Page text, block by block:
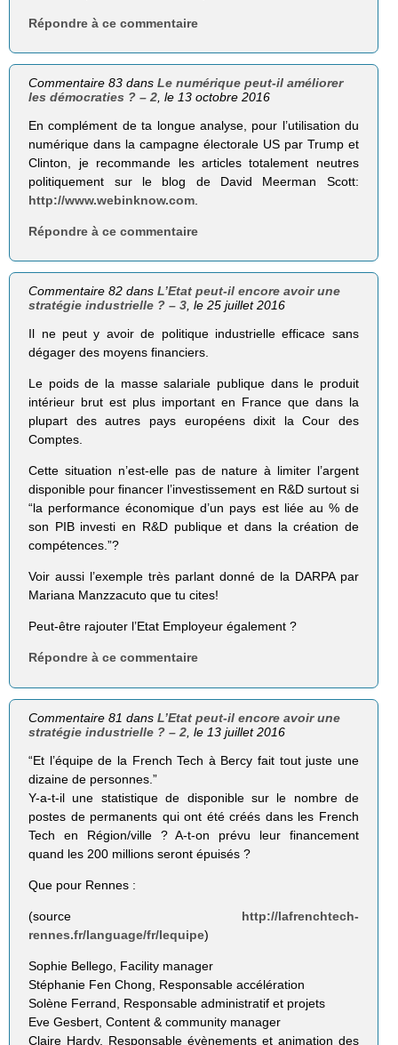
Répondre à ce commentaire
Commentaire 83 dansLe numérique peut-il améliorer
les démocraties ? – 2 , le 13 octobre 2016
En complément de ta longue analyse, pour l’utilisation du
numérique dans la campagne électorale US par Trump et
Clinton, je recommande les articles totalement neutres
politiquement sur le blog de David Meerman Scott:
http://www.webinknow.com
Répondre à ce commentaire
Commentaire 82 dansL’Etat peut-il encore avoir une
stratégie industrielle ? – 3 , le 25 juillet 2016
Il ne peut y avoir de politique industrielle efficace sans
dégager des moyens financiers.
Le poids de la masse salariale publique dans le produit
intérieur brut est plus important en France que dans la
plupart des autres pays européens dixit la Cour des
Comptes.
Cette situation n’est-elle pas de nature à limiter l’argent
disponible pour financer l’investissement en R&D surtout si
“la performance économique d’un pays est liée au % de
son PIB investi en R&D publique et dans la création de
compétences.”?
Voir aussi l’exemple très parlant donné de la DARPA par
Mariana Manzzacuto que tu cites!
Peut-être rajouter l’Etat Employeur également ?
Répondre à ce commentaire
Commentaire 81 dansL’Etat peut-il encore avoir une
stratégie industrielle ? – 2 , le 13 juillet 2016
“Et l’équipe de la French Tech à Bercy fait tout juste une
dizaine de personnes.”
Y-a-t-il une statistique de disponible sur le nombre de
postes de permanents qui ont été créés dans les French
Tech en Région/ville ? A-t-on prévu leur financement
quand les 200 millions seront épuisés ?
Que pour Rennes :
(source http://lafrenchtech-
rennes.fr/language/fr/lequipe)
Sophie Bellego, Facility manager
Stéphanie Fen Chong, Responsable accélération
Solène Ferrand, Responsable administratif et projets
Eve Gesbert, Content & community manager
Claire Hardy, Responsable évènements et animation des